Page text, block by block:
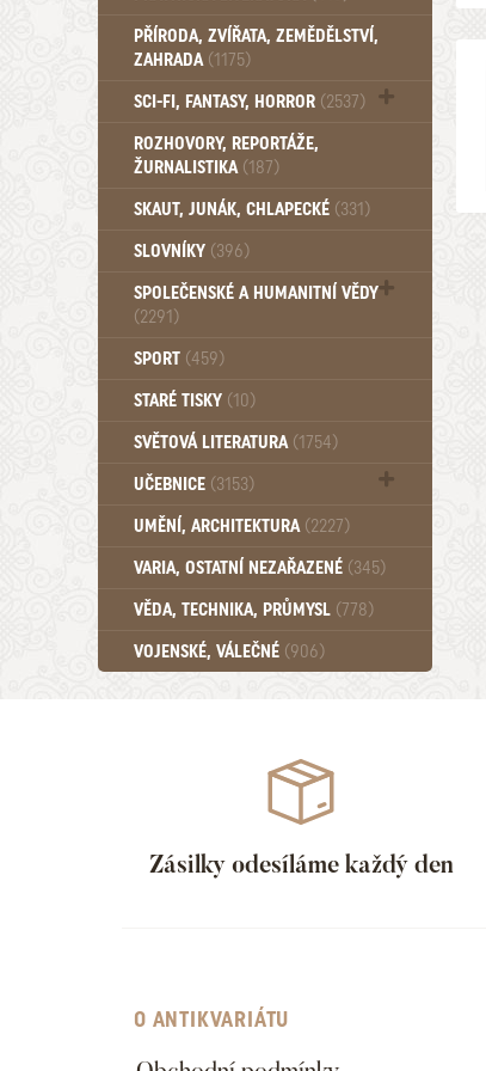
PŘÍRODA, ZVÍŘATA, ZEMĚDĚLSTVÍ,
ZAHRADA (1175)
SCI-FI, FANTASY, HORROR (2537)
UFO (14)
ROZHOVORY, REPORTÁŽE,
ŽURNALISTIKA (187)
SKAUT, JUNÁK, CHLAPECKÉ (331)
SLOVNÍKY (396)
SPOLEČENSKÉ A HUMANITNÍ VĚDY
(2291)
Pedagogika (191)
Psychologie a osobní rozvoj (760)
SPORT (459)
STARÉ TISKY (10)
SVĚTOVÁ LITERATURA (1754)
UČEBNICE (3153)
Učebnice - Jazykové (1297)
Učebnice - VŠ (259)
Učebnice - ZŠ (556)
Učebnice - Ostatní (499)
UMĚNÍ, ARCHITEKTURA (2227)
VARIA, OSTATNÍ NEZAŘAZENÉ (345)
VĚDA, TECHNIKA, PRŮMYSL (778)
VOJENSKÉ, VÁLEČNÉ (906)
Zásilky odesíláme každý den
O ANTIKVARIÁTU